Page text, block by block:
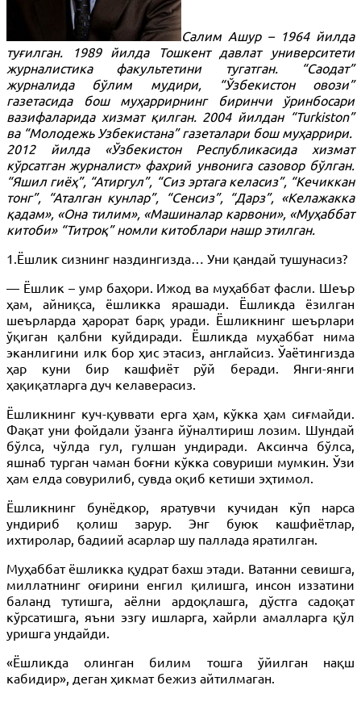
Салим Ашур – 1964 йилда
туғилган. 1989 йилда Тошкент давлат университети
журналистика факультетини тугатган. “Саодат”
журналида бўлим мудири, “Ўзбекистон овози”
газетасида бош муҳаррирнинг биринчи ўринбосари
вазифаларида хизмат қилган. 2004 йилдан “Turkiston”
ва “Молодежь Узбекистана” газеталари бош муҳаррири.
2012 йилда «Ўзбекистон Республикасида хизмат
кўрсатган журналист» фахрий унвонига сазовор бўлган.
“Яшил гиёҳ”, “Атиргул”, “Сиз эртага келасиз”, “Кечиккан
тонг”, “Аталган кунлар”, “Сенсиз”, “Дарз”, «Келажакка
қадам», «Она тилим», «Машиналар карвони», «Муҳаббат
китоби» “Титроқ” номли китоблари нашр этилган.
1.Ёшлик сизнинг наздингизда… Уни қандай тушунасиз?
— Ёшлик – умр баҳори. Ижод ва муҳаббат фасли. Шеър
ҳам, айниқса, ёшликка ярашади. Ёшликда ёзилган
шеърларда ҳарорат барқ уради. Ёшликнинг шеърлари
ўқиган қалбни куйдиради. Ёшликда муҳаббат нима
эканлигини илк бор ҳис этасиз, англайсиз. Ўаётингизда
ҳар куни бир кашфиёт рўй беради. Янги-янги
ҳақиқатларга дуч келаверасиз.
Ёшликнинг куч-қуввати ерга ҳам, кўкка ҳам сиғмайди.
Фақат уни фойдали ўзанга йўналтириш лозим. Шундай
бўлса, чўлда гул, гулшан ундиради. Аксинча бўлса,
яшнаб турган чаман боғни кўкка совуриши мумкин. Ўзи
ҳам елда совурилиб, сувда оқиб кетиши эҳтимол.
Ёшликнинг бунёдкор, яратувчи кучидан кўп нарса
ундириб қолиш зарур. Энг буюк кашфиётлар,
ихтиролар, бадиий асарлар шу паллада яратилган.
Муҳаббат ёшликка қудрат бахш этади. Ватанни севишга,
миллатнинг оғирини енгил қилишга, инсон иззатини
баланд тутишга, аёлни ардоқлашга, дўстга садоқат
кўрсатишга, яъни эзгу ишларга, хайрли амалларга қўл
уришга ундайди.
«Ёшликда олинган билим тошга ўйилган нақш
кабидир», деган ҳикмат бежиз айтилмаган.